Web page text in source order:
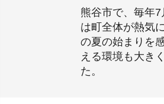
熊谷市で、毎年
は町全体が熱気
の夏の始まりを
える環境も大き
た。